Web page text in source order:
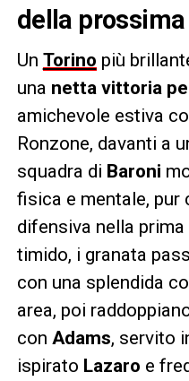
della
Un Torino più
una netta vittoria
amichevole estiva
Ronzone, davanti a
squadra di Baroni
fisica e mentale, pur
difensiva nella
timido, i granata
con una splendida
area, poi
con Adams, servito
ispirato Lazaro e